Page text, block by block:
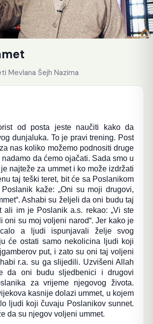
Mevlana Šejh Nazima
od posta jeste naučiti kako da
dunjaluka. To je pravi trening. Post
nas koliko možemo podnositi druge
nadamo da ćemo ojačati. Sada smo u
najteže za ummet i ko može izdržati
taj teški teret, bit će sa Poslanikom
kaže: „Oni su moji drugovi,
Ashabi su željeli da oni budu taj
ali im je Poslanik a.s. rekao: „Vi ste
oni su moj voljeni narod“. Jer kako je
a ljudi ispunjavali želje svog
će ostati samo nekolicina ljudi koji
put, i zato su oni taj voljeni
r.a. su ga slijedili. Uzvišeni Allah
da oni budu sljedbenici i drugovi
za vrijeme njegovog života.
kasnije dolazi ummet, u kojem
ljudi koji čuvaju Poslanikov sunnet.
da su njegov voljeni ummet.